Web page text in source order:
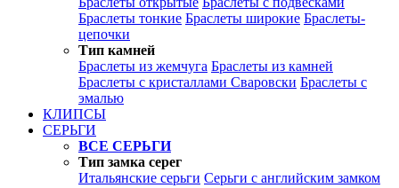
Браслеты тонкие Браслеты широкие Браслеты-
цепочки
Тип камней
Браслеты из жемчуга Браслеты из камней
Браслеты с кристаллами Сваровски Браслеты с
эмалью
КЛИПСЫ
СЕРЬГИ
ВСЕ СЕРЬГИ
Тип замка серег
Итальянские серьги Серьги с английским замком